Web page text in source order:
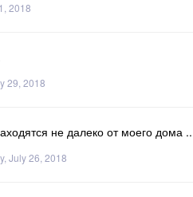
2018
29, 2018
не далеко от моего дома
July 26, 2018